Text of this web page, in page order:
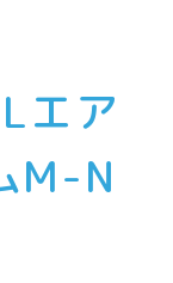
エア
M-N